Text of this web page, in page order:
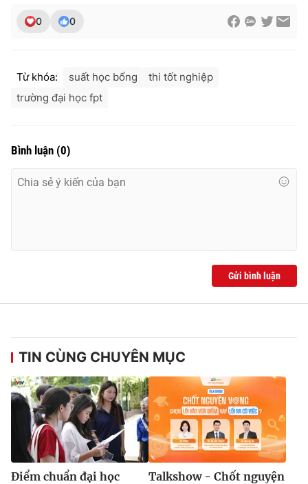
Hitech Công nghệ tương lai
Thị trường
Tư vấn
Giao lưu trực tuyến
Lịch phát sóng
Emagazine
Photo
VTV Thể thao
VTV Sức khoẻ Bất động sản
Thị trường 24h
VTV4 Vươn mình bằng AI
VTV9 VTV8
Liên hệ tòa soạn English
0 0
Từ khóa: suất học bổng
thi tốt nghiệp
trường đại học fpt
Bình luận (0)
Gửi bình luận
TIN CÙNG CHUYÊN MỤC
Điểm chuẩn đại học
Talkshow - Chốt nguyện